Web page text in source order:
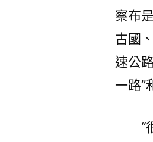
察布
古國
速公
一路”
“